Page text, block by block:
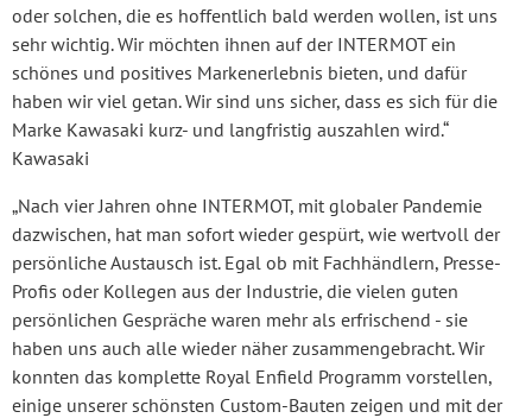
oder solchen, die es hoffentlich bald werden wollen, ist uns
sehr wichtig. Wir möchten ihnen auf der INTERMOT ein
schönes und positives Markenerlebnis bieten, und dafür
haben wir viel getan. Wir sind uns sicher, dass es sich für die
Marke Kawasaki kurz- und langfristig auszahlen wird.“
Kawasaki
„Nach vier Jahren ohne INTERMOT, mit globaler Pandemie
dazwischen, hat man sofort wieder gespürt, wie wertvoll der
persönliche Austausch ist. Egal ob mit Fachhändlern, Presse-
Profis oder Kollegen aus der Industrie, die vielen guten
persönlichen Gespräche waren mehr als erfrischend - sie
haben uns auch alle wieder näher zusammengebracht. Wir
konnten das komplette Royal Enfield Programm vorstellen,
einige unserer schönsten Custom-Bauten zeigen und mit der